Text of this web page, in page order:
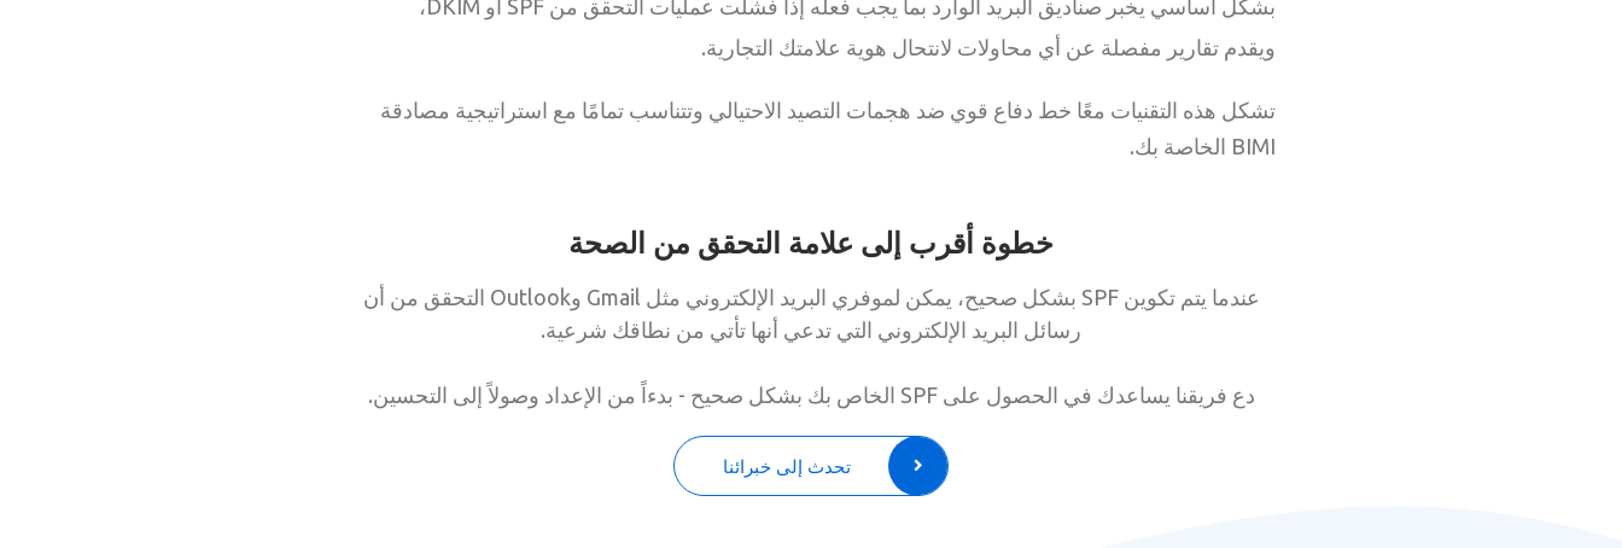
بشكل أساسي يخبر صناديق البريد الوارد بما يجب فعله إذا فشلت عمليات التحقق من SPF أو DKIM،
ويقدم تقارير مفصلة عن أي محاولات لانتحال هوية علامتك التجارية.
تشكل هذه التقنيات معًا خط دفاع قوي ضد هجمات التصيد الاحتيالي وتتناسب تمامًا مع استراتيجية مصادقة
BIMI الخاصة بك.
خطوة أقرب إلى علامة التحقق من الصحة
عندما يتم تكوين SPF بشكل صحيح، يمكن لموفري البريد الإلكتروني مثل Gmail وOutlook التحقق من أن
رسائل البريد الإلكتروني التي تدعي أنها تأتي من نطاقك شرعية.
دع فريقنا يساعدك في الحصول على SPF الخاص بك بشكل صحيح - بدءاً من الإعداد وصولاً إلى التحسين.
تحدث إلى خبرائنا